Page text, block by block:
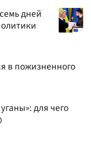
дней
в пожизненного
для чего